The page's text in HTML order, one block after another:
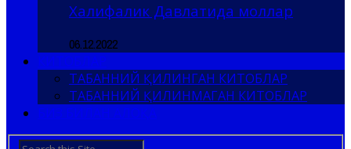
Халифалик Давлатида моллар
06.12.2022
ТАБАННИЙ ҚИЛИНГАН КИТОБЛАР
ТАБАННИЙ ҚИЛИНМАГАН КИТОБЛАР